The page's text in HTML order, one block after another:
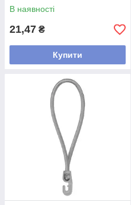
В наявності
21,47 ₴
Купити